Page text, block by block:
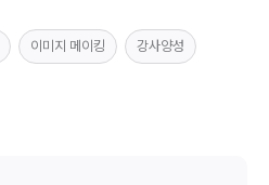
이미지 메이킹 강사양성